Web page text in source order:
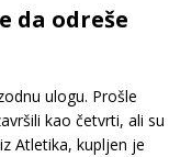
da odreše
ulogu. Prošle
kao četvrti, ali su
Atletika, kupljen je